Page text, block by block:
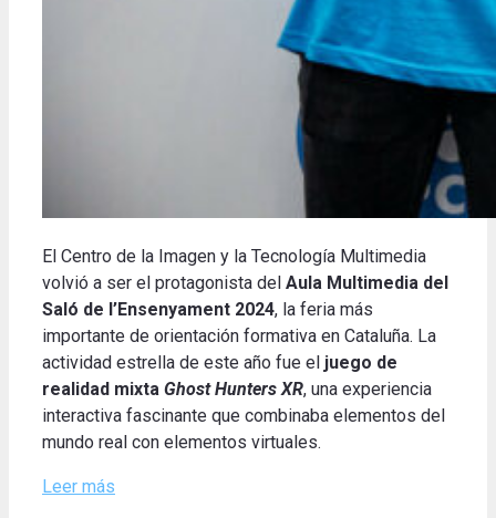
El Centro de la Imagen y la Tecnología Multimedia
volvió a ser el protagonista del Aula Multimedia del
Saló de l’Ensenyament 2024, la feria más
importante de orientación formativa en Cataluña. La
actividad estrella de este año fue el juego de
realidad mixta Ghost Hunters XR, una experiencia
interactiva fascinante que combinaba elementos del
mundo real con elementos virtuales.
Leer más